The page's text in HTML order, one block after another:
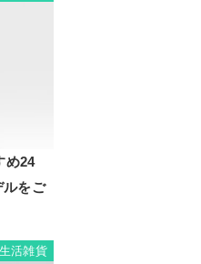
め24
ルをご
生活雑貨